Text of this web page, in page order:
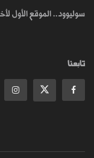
سوليوود.. الموقع الأول
تابعنا